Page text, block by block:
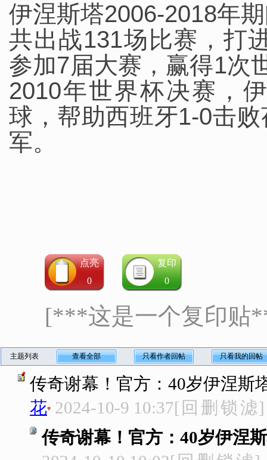
伊涅斯塔2006-2018年
共出战131场比赛，打
参加7届大赛，赢得1次
2010年世界杯决赛，
球，帮助西班牙1-0击
军。
点亮
0
复印
0
[***这是一个复印贴
主题列表 查看全部 只看作者回帖 只看我的回帖
传奇谢幕！官方：40岁伊涅斯
花 2024-10-9 10:37[ 回 删 锁 滤]
传奇谢幕！官方：40岁伊涅